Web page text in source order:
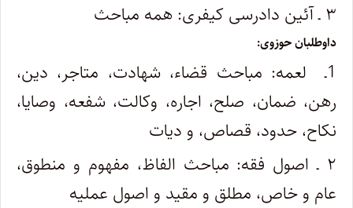
۳ ـ آئین دادرسی کیفری: همه مباحث
داوطلبان حوزوی:
1ـ لعمه: مباحث قضاء، شهادت، متاجر، دین،
رهن، ضمان، صلح، اجاره، وکالت، شفعه، وصایا،
نکاح، حدود، قصاص، و دیات
۲ ـ اصول فقه: مباحث الفاظ، مفهوم و منطوق،
عام و خاص، مطلق و مقید و اصول عملیه